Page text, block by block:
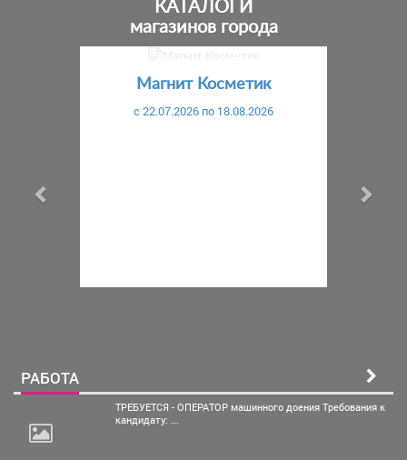
КАТАЛОГИ
магазинов города
Магнит Косметик
c 22.07.2026 по 18.08.2026
РАБОТА
ТРЕБУЕТСЯ - ОПЕРАТОР машинного доения Требования к
кандидату: ...